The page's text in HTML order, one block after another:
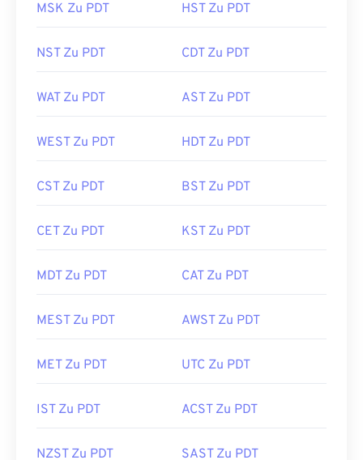
MSK Zu PDT HST Zu PDT
NST Zu PDT CDT Zu PDT
WAT Zu PDT AST Zu PDT
WEST Zu PDT HDT Zu PDT
CST Zu PDT BST Zu PDT
CET Zu PDT KST Zu PDT
MDT Zu PDT CAT Zu PDT
MEST Zu PDT AWST Zu PDT
MET Zu PDT UTC Zu PDT
IST Zu PDT ACST Zu PDT
NZST Zu PDT SAST Zu PDT